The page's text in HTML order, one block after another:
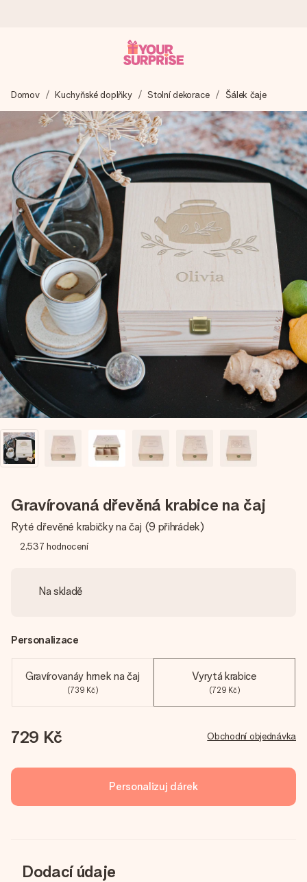
Váš dárek vytvoříme s láskou a bleskově odešleme –
abyste ho mohli darovat právě v tu správnou chvíli, kdy na
tom nejvíc záleží.
4,8 (na základě +15 000 recenzí)
Naše dárky inspirují. Zákazníci nás na Google Reviews
hodnotí známkou 4,8.
Přáníčko zdarma
Vytvořte něco jedinečného během několika kroků – s jejím
jménem, vaší fotografií nebo vzkazem, který doopravdy
zahřeje u srdce. Žádné zbytečné složitosti, jen spousta
lásky pro daný okamžik.
Domov Kuchyňské doplňky Stolní dekorace Šálek čaje
Gravírovaná dřevěná krabice na čaj
Ryté dřevěné krabičky na čaj (9 přihrádek)
2,537 hodnocení
Na skladě
Personalizace
Gravírovanáy hrnek na čaj
(739 Kč)
Vyrytá krabice
(729 Kč)
729 Kč Obchodní objednávka
Personalizuj dárek
Dodací údaje